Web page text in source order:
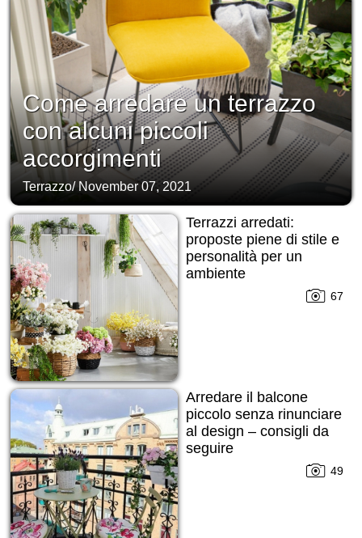
Come arredare un terrazzo
con alcuni piccoli
accorgimenti
Terrazzo/ November 07, 2021
Terrazzi arredati:
proposte piene di stile e
personalità per un
ambiente
67
Arredare il balcone
piccolo senza rinunciare
al design – consigli da
seguire
49